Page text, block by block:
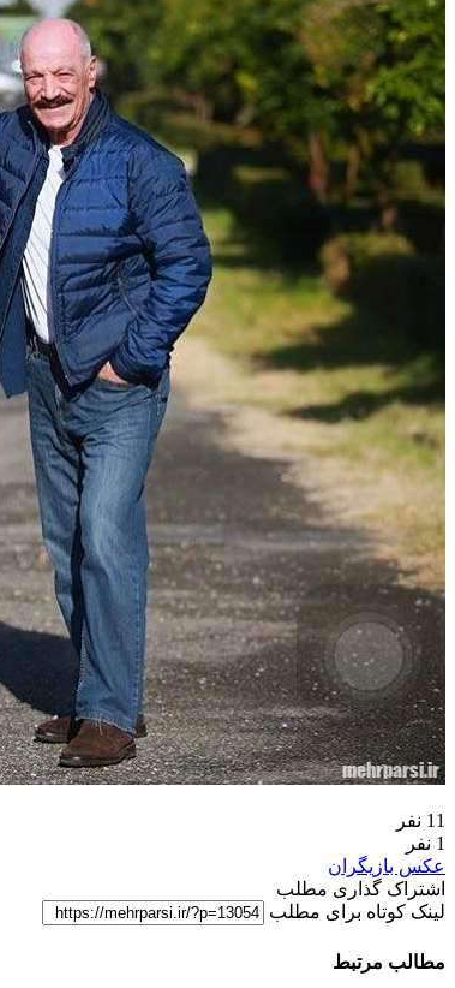
11 نفر
1 نفر
عکس بازیگران
اشتراک گذاری مطلب
لینک کوتاه برای مطلب
مطالب مرتبط